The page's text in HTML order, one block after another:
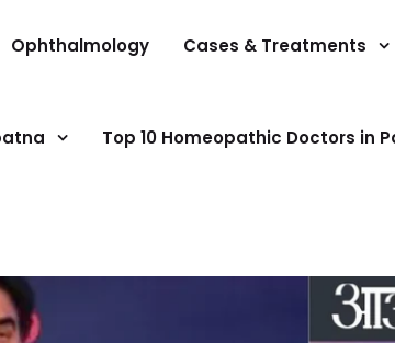
Ophthalmology Cases & Treatments
Top 10 Homeopathic Doctors in